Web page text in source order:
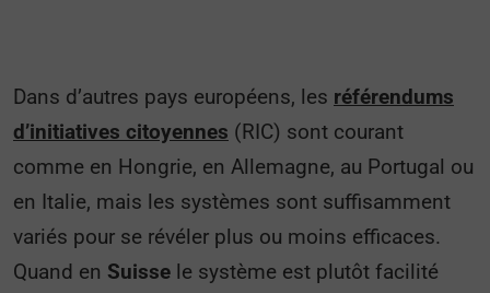
Dans d’autres pays européens, les référendums
d’initiatives citoyennes (RIC) sont courant
comme en Hongrie, en Allemagne, au Portugal ou
en Italie, mais les systèmes sont suffisamment
variés pour se révéler plus ou moins efficaces.
Quand en Suisse le système est plutôt facilité